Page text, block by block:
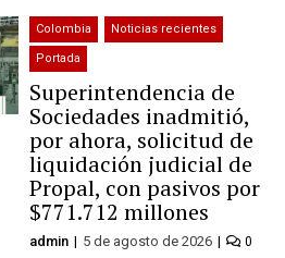
Colombia Noticias recientes
Portada
Superintendencia de
Sociedades inadmitió,
por ahora, solicitud de
liquidación judicial de
Propal, con pasivos por
$771.712 millones
admin 5 de agosto de 2026 0